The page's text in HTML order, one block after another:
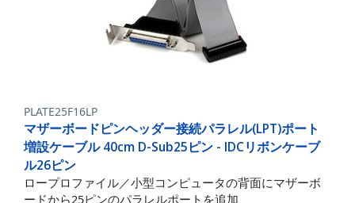
PLATE25F16LP
マザーボードピンヘッダー接続パラレル(LPT)ポート
増設ケーブル 40cm D-Sub25ピン - IDCリボンケーブ
ル26ピン
ロープロファイル／小型コンピュータの背面にマザーボ
ードから25ピンのパラレルポートを追加